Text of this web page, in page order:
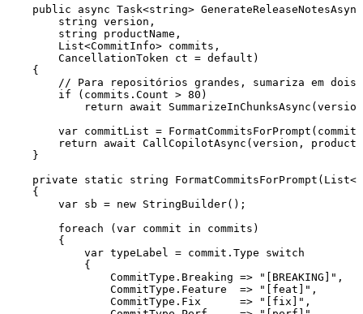
    public
async Task<string> GenerateReleaseNotesAsync
        string
version ,
        string
productName ,
        List
<CommitInfo> commits ,
        CancellationToken
ct = default )
    {
// Para repositórios grandes, sumariza em dois
        if
( commits . Count > 80 )
            return
await SummarizeInChunksAsync (version
        var
commitList = FormatCommitsForPrompt
        return
await CallCopilotAsync (version ,
    }
    private
static string FormatCommitsForPrompt ( List<
    {
        var
sb = new StringBuilder();
        foreach
( var commit in commits)
        {
            var
typeLabel = commit . Type switch
            {
                CommitType
. Breaking => " [BREAKING] " ,
                CommitType
. Feature
  =>
" [feat] " ,
                CommitType
. Fix
      =>
" [fix] " ,